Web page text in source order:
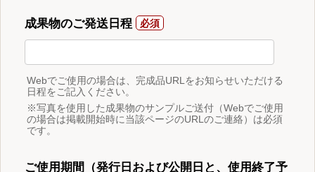
成果物のご発送日程
Webでご使用の場合は、完成品URLをお知らせいただける
日程をご記入ください。
※写真を使用した成果物のサンプルご送付（Webでご使用
の場合は掲載開始時に当該ページのURLのご連絡）は必須
です。
ご使用期間（発行日および公開日と、使用終了予